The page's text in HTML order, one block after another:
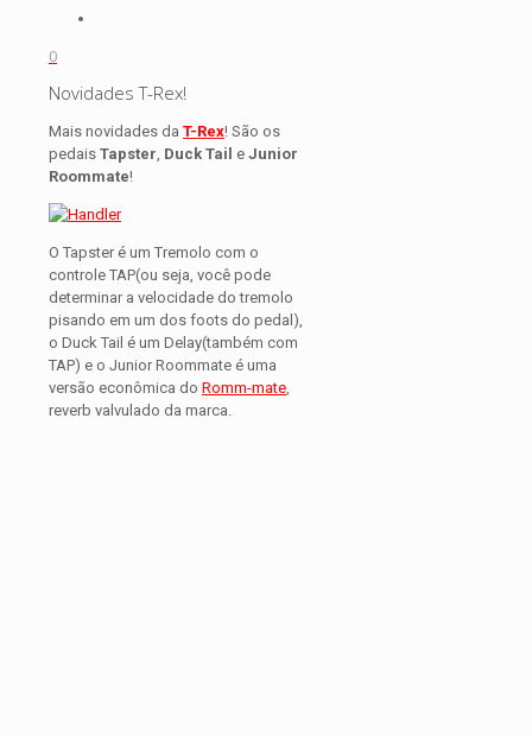
0
Novidades T-Rex!
Mais novidades da T-Rex! São os
pedais Tapster, Duck Tail e Junior
Roommate!
O Tapster é um Tremolo com o
controle TAP(ou seja, você pode
determinar a velocidade do tremolo
pisando em um dos foots do pedal),
o Duck Tail é um Delay(também com
TAP) e o Junior Roommate é uma
versão econômica do Romm-mate,
reverb valvulado da marca.